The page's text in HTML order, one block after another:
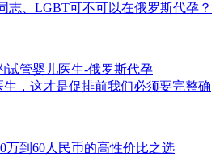
志、LGBT可不可以在俄罗斯代孕？
试管婴儿医生-俄罗斯代孕
生，这才是促排前我们必须要完整确
万到60人民币的高性价比之选